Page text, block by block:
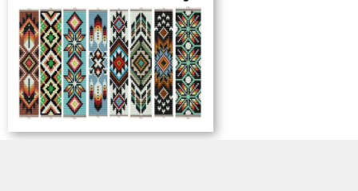
handmade sieraden collectie.